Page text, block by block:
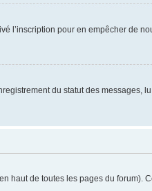
l’inscription pour en empêcher de
du statut des messages,
haut de toutes les pages du forum).